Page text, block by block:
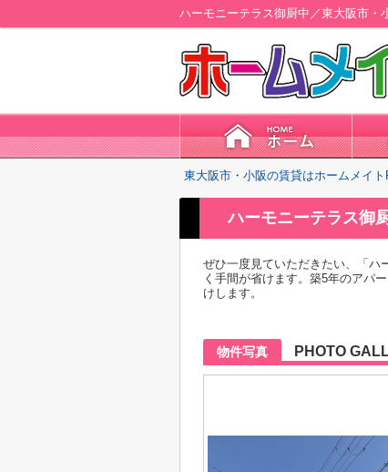
ハーモニーテラス御厨中／東大阪市・
東大阪市・小阪の賃貸はホームメイ
ハーモニーテラス御
ぜひ一度見ていただきたい、「ハ
く手間が省けます。築5年のアパ
けします。
物件写真 PHOTO